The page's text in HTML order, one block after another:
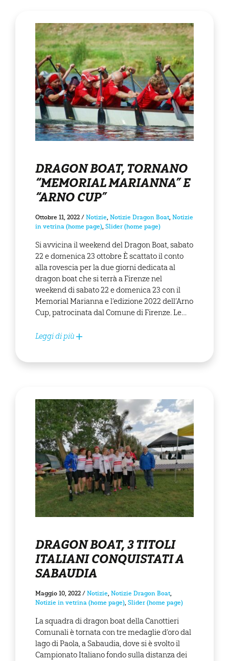
DRAGON BOAT, TORNANO
“MEMORIAL MARIANNA” E
“ARNO CUP”
Ottobre 11, 2022 / Notizie, Notizie Dragon Boat, Notizie
in vetrina (home page), Slider (home page)
Si avvicina il weekend del Dragon Boat, sabato
22 e domenica 23 ottobre È scattato il conto
alla rovescia per la due giorni dedicata al
dragon boat che si terrà a Firenze nel
weekend di sabato 22 e domenica 23 con il
Memorial Marianna e l’edizione 2022 dell’Arno
Cup, patrocinata dal Comune di Firenze. Le…
Leggi di più
DRAGON BOAT, 3 TITOLI
ITALIANI CONQUISTATI A
SABAUDIA
Maggio 10, 2022 / Notizie, Notizie Dragon Boat,
Notizie in vetrina (home page), Slider (home page)
La squadra di dragon boat della Canottieri
Comunali è tornata con tre medaglie d’oro dal
lago di Paola, a Sabaudia, dove si è svolto il
Campionato Italiano fondo sulla distanza dei